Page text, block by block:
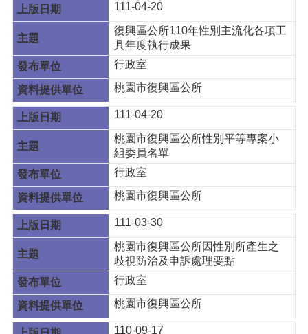
111-04-20
復興區公所110年性別主流化各項工
具年度執行成果
行政室
桃園市復興區公所
111-04-20
桃園市復興區公所性別平等專案小
組委員名單
行政室
桃園市復興區公所
111-03-30
桃園市復興區公所因性別所產生之
歧視防治及申訴處理要點
行政室
桃園市復興區公所
110-09-17